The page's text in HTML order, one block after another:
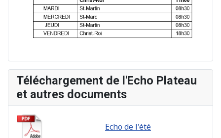
Téléchargement de l'Echo Plateau
et autres documents
Echo de l'été